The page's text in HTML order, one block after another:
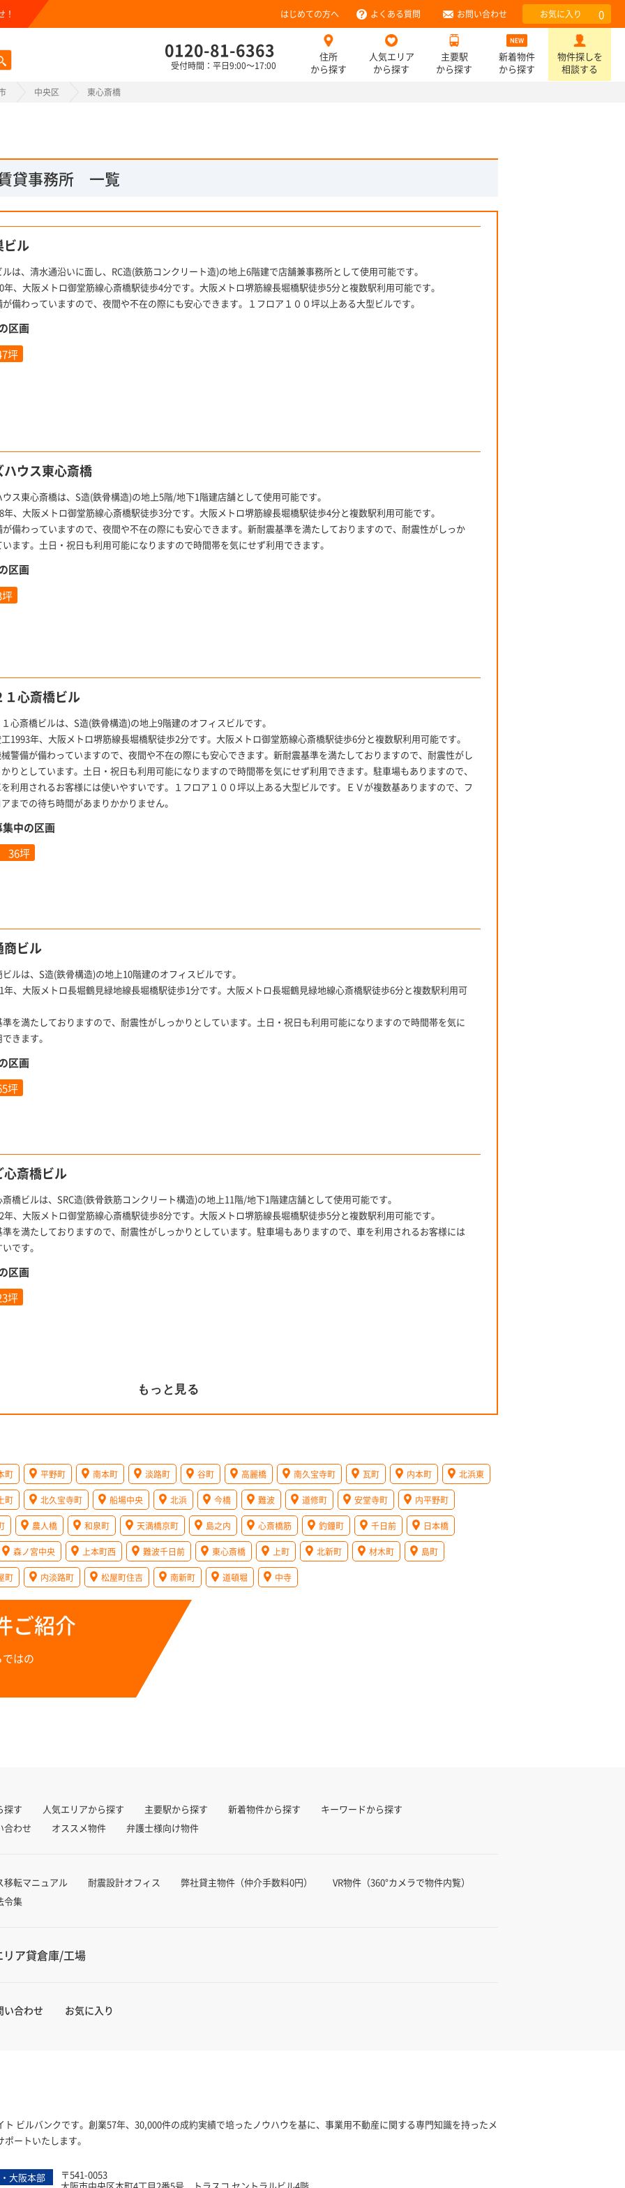
！ はじめての方へ よくある質問 お問い合わせ お気に入り 0
0120-81-6363
受付時間：平日9:00～17:00
住所
から探す
人気エリア
から探す
主要駅
から探す
新着物件
から探す
物件探しを
相談する
中央区 東心斎橋
貸事務所 一覧
ビル
は、清水通沿いに面し、RC造(鉄筋コンクリート造)の地上6階建で店舗兼事務所として使用可能です。
年、大阪メトロ御堂筋線心斎橋駅徒歩4分です。大阪メトロ堺筋線長堀橋駅徒歩5分と複数駅利用可能です。
備わっていますので、夜間や不在の際にも安心できます。１フロア１００坪以上ある大型ビルです。
区画
坪
ハウス東心斎橋
ス東心斎橋は、S造(鉄骨構造)の地上5階/地下1階建店舗として使用可能です。
年、大阪メトロ御堂筋線心斎橋駅徒歩3分です。大阪メトロ堺筋線長堀橋駅徒歩4分と複数駅利用可能です。
が備わっていますので、夜間や不在の際にも安心できます。新耐震基準を満たしておりますので、耐震性がしっか
ます。土日・祝日も利用可能になりますので時間帯を気にせず利用できます。
区画
１心斎橋ビル
心斎橋ビルは、S造(鉄骨構造)の地上9階建のオフィスビルです。
1993年、大阪メトロ堺筋線長堀橋駅徒歩2分です。大阪メトロ御堂筋線心斎橋駅徒歩6分と複数駅利用可能です。
警備が備わっていますので、夜間や不在の際にも安心できます。新耐震基準を満たしておりますので、耐震性がし
りとしています。土日・祝日も利用可能になりますので時間帯を気にせず利用できます。駐車場もありますので、
利用されるお客様には使いやすいです。１フロア１００坪以上ある大型ビルです。ＥＶが複数基ありますので、フ
までの待ち時間があまりかかりません。
集中の区画
36坪
商ビル
ルは、S造(鉄骨構造)の地上10階建のオフィスビルです。
年、大阪メトロ長堀鶴見緑地線長堀橋駅徒歩1分です。大阪メトロ長堀鶴見緑地線心斎橋駅徒歩6分と複数駅利用可
準を満たしておりますので、耐震性がしっかりとしています。土日・祝日も利用可能になりますので時間帯を気に
きます。
区画
坪
心斎橋ビル
橋ビルは、SRC造(鉄骨鉄筋コンクリート構造)の地上11階/地下1階建店舗として使用可能です。
年、大阪メトロ御堂筋線心斎橋駅徒歩8分です。大阪メトロ堺筋線長堀橋駅徒歩5分と複数駅利用可能です。
準を満たしておりますので、耐震性がしっかりとしています。駐車場もありますので、車を利用されるお客様には
です。
区画
坪
もっと見る
町 平野町 南本町 淡路町 谷町 高麗橋 南久宝寺町 瓦町 内本町 北浜東
町 北久宝寺町 船場中央 北浜 今橋 難波 道修町 安堂寺町 内平野町
農人橋 和泉町 天満橋京町 島之内 心斎橋筋 釣鐘町 千日前 日本橋
森ノ宮中央 上本町西 難波千日前 東心斎橋 上町 北新町 材木町 島町
町 内淡路町 松屋町住吉 南新町 道頓堀 中寺
ご紹介
はの
探す 人気エリアから探す 主要駅から探す 新着物件から探す
キーワードから探す
合わせ
オススメ物件 弁護士様向け物件
移転マニュアル 耐震設計オフィス 弊社貸主物件（仲介手数料0円）
VR物件（360°カメラで物件内覧）
令集
リア貸倉庫/工場
い合わせ お気に入り
ビルバンクです。創業57年、30,000件の成約実績で培ったノウハウを基に、事業用不動産に関する専門知識を持ったメ
ートいたします。
ルバンク
大阪本部
〒541-0053